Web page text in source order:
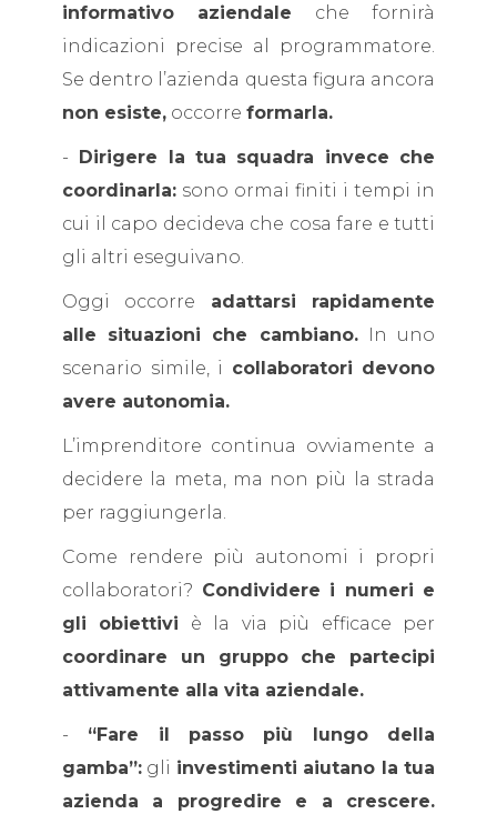
informativo aziendale che fornirà
indicazioni precise al programmatore.
Se dentro l’azienda questa figura ancora
non esiste, occorre formarla.
- Dirigere la tua squadra invece che
coordinarla: sono ormai finiti i tempi in
cui il capo decideva che cosa fare e tutti
gli altri eseguivano.
Oggi occorre adattarsi rapidamente
alle situazioni che cambiano.In uno
scenario simile, i collaboratori devono
avere autonomia.
L’imprenditore continua ovviamente a
decidere la meta, ma non più la strada
per raggiungerla.
Come rendere più autonomi i propri
collaboratori? Condividere i numeri e
gli obiettivi è la via più efficace per
coordinare un gruppo che partecipi
attivamente alla vita aziendale.
- “Fare il passo più lungo della
gamba”: gli investimenti aiutano la tua
azienda a progredire e a crescere.